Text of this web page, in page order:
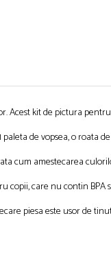
Acest kit de pictura
de vopsea, o roata
cum amestecarea
care nu contin BPA
piesa este usor de